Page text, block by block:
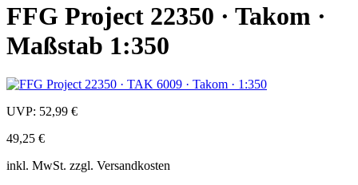
FFG Project 22350 · Takom ·
Maßstab 1:350
UVP: 52,99 €
49,25 €
inkl. MwSt. zzgl. Versandkosten